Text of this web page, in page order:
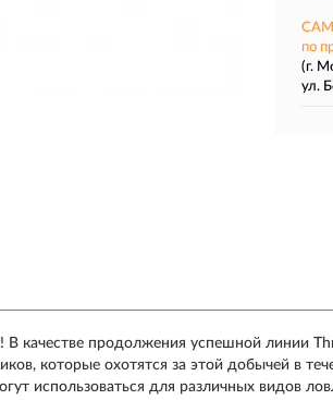
по
(г.
ул.
В качестве продолжения успешной линии
которые охотятся за этой добычей в
использоваться для различных видов